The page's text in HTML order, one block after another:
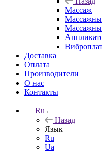
Массаж
Доставка
Оплата
Производители
О нас
Контакты
Ru
Назад
Язык
Ru
Ua